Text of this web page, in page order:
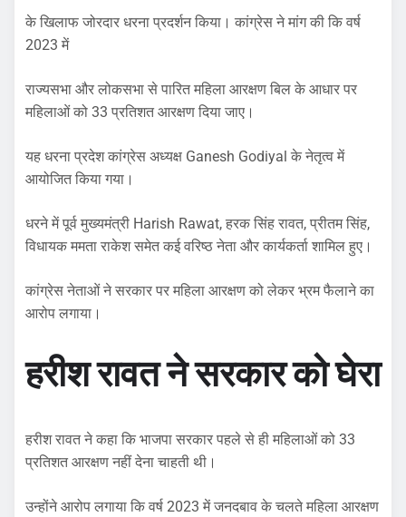
के खिलाफ जोरदार धरना प्रदर्शन किया। कांग्रेस ने मांग की कि वर्ष
2023 में
राज्यसभा और लोकसभा से पारित महिला आरक्षण बिल के आधार पर
महिलाओं को 33 प्रतिशत आरक्षण दिया जाए।
यह धरना प्रदेश कांग्रेस अध्यक्ष Ganesh Godiyal के नेतृत्व में
आयोजित किया गया।
धरने में पूर्व मुख्यमंत्री Harish Rawat, हरक सिंह रावत, प्रीतम सिंह,
विधायक ममता राकेश समेत कई वरिष्ठ नेता और कार्यकर्ता शामिल हुए।
कांग्रेस नेताओं ने सरकार पर महिला आरक्षण को लेकर भ्रम फैलाने का
आरोप लगाया।
हरीश रावत ने सरकार को घेरा
हरीश रावत ने कहा कि भाजपा सरकार पहले से ही महिलाओं को 33
प्रतिशत आरक्षण नहीं देना चाहती थी।
उन्होंने आरोप लगाया कि वर्ष 2023 में जनदबाव के चलते महिला आरक्षण